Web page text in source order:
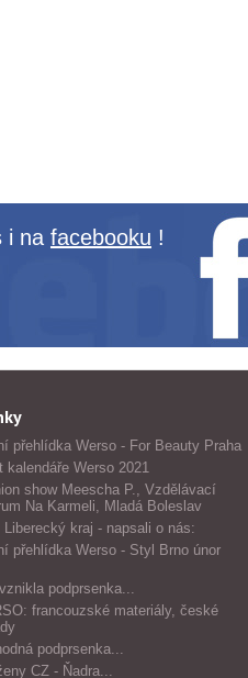
i na facebooku !
přehlídka Werso - For Beauty Praha
kalendáře Werso 2021
show Meescha P., Vzdělávací
Na Karmeli, Mladá Boleslav
kraj - napsali o nás:
přehlídka Werso - Styl Brno únor
podprsenka...
francouzské materiály, české
podprsenka...
CZ - Ňadra...